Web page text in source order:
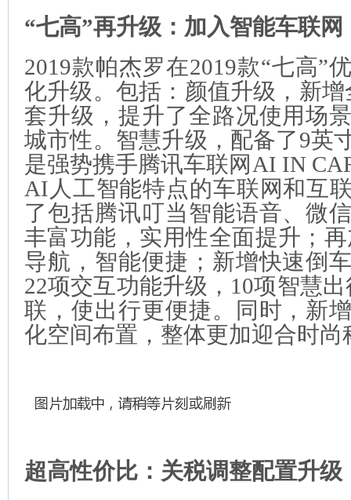
“七高”再升级：加入智能车联网
2019款帕杰罗在2019款“七高”
化升级。包括：颜值升级，新
套升级，提升了全路况使用场
城市性。智慧升级，配备了9英
是强势携手腾讯车联网AI IN
AI人工智能特点的车联网和互
了包括腾讯叮当智能语音、微
丰富功能，实用性全面提升；
导航，智能便捷；新增快速倒
22项交互功能升级，10项智慧
联，使出行更便捷。同时，新
化空间布置，整体更加迎合时尚
超高性价比：关税调整配置升级